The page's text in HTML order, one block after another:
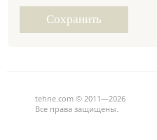
tehne.com © 2011—2026
Все права защищены.